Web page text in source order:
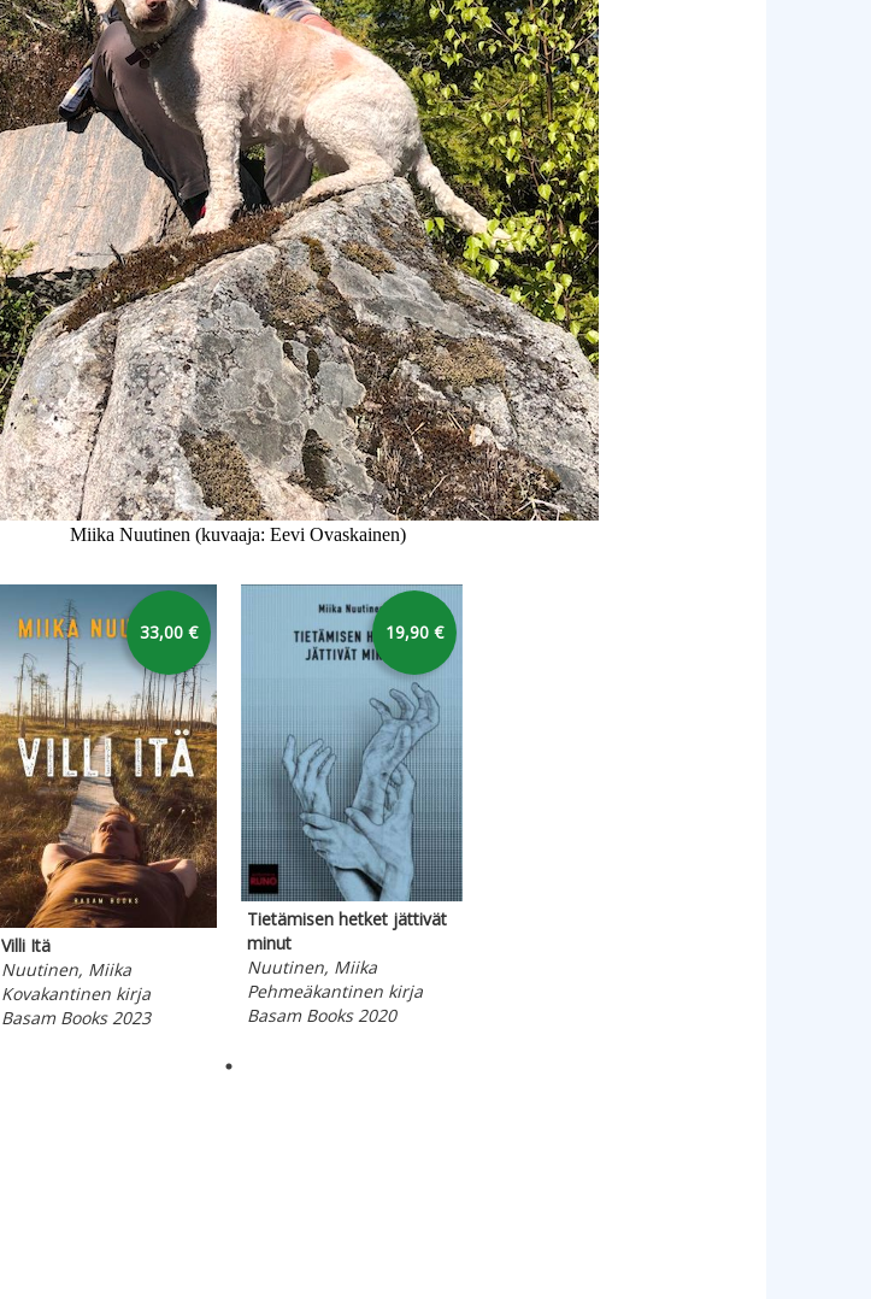
Miika Nuutinen (kuvaaja: Eevi Ovaskainen)
33,00 €
Villi Itä
Nuutinen, Miika
Kovakantinen kirja
Basam Books 2023
19,90 €
Tietämisen hetket jättivät
minut
Nuutinen, Miika
Pehmeäkantinen kirja
Basam Books 2020